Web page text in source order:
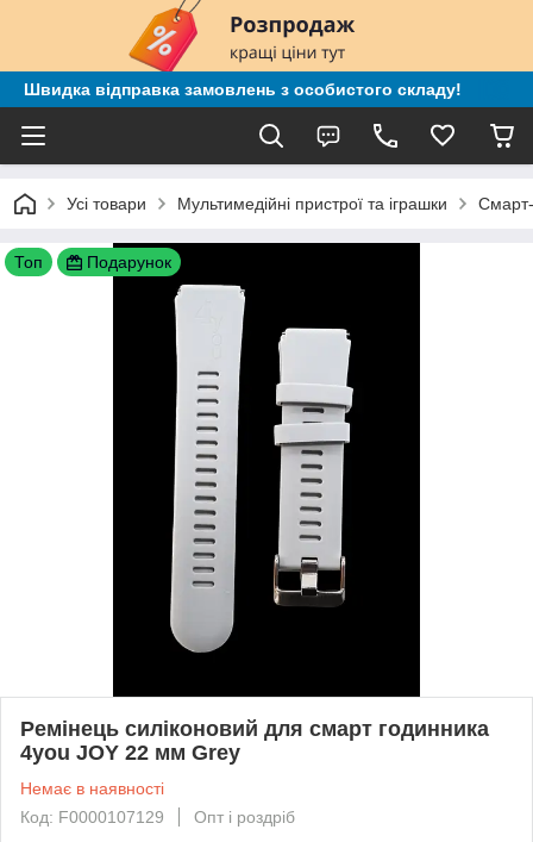
Швидка відправка замовлень з особистого складу!
Усі товари Мультимедійні пристрої та іграшки Смарт-
Топ Подарунок
Ремінець силіконовий для смарт годинника
4you JOY 22 мм Grey
Немає в наявності
Код: F0000107129
Опт і роздріб